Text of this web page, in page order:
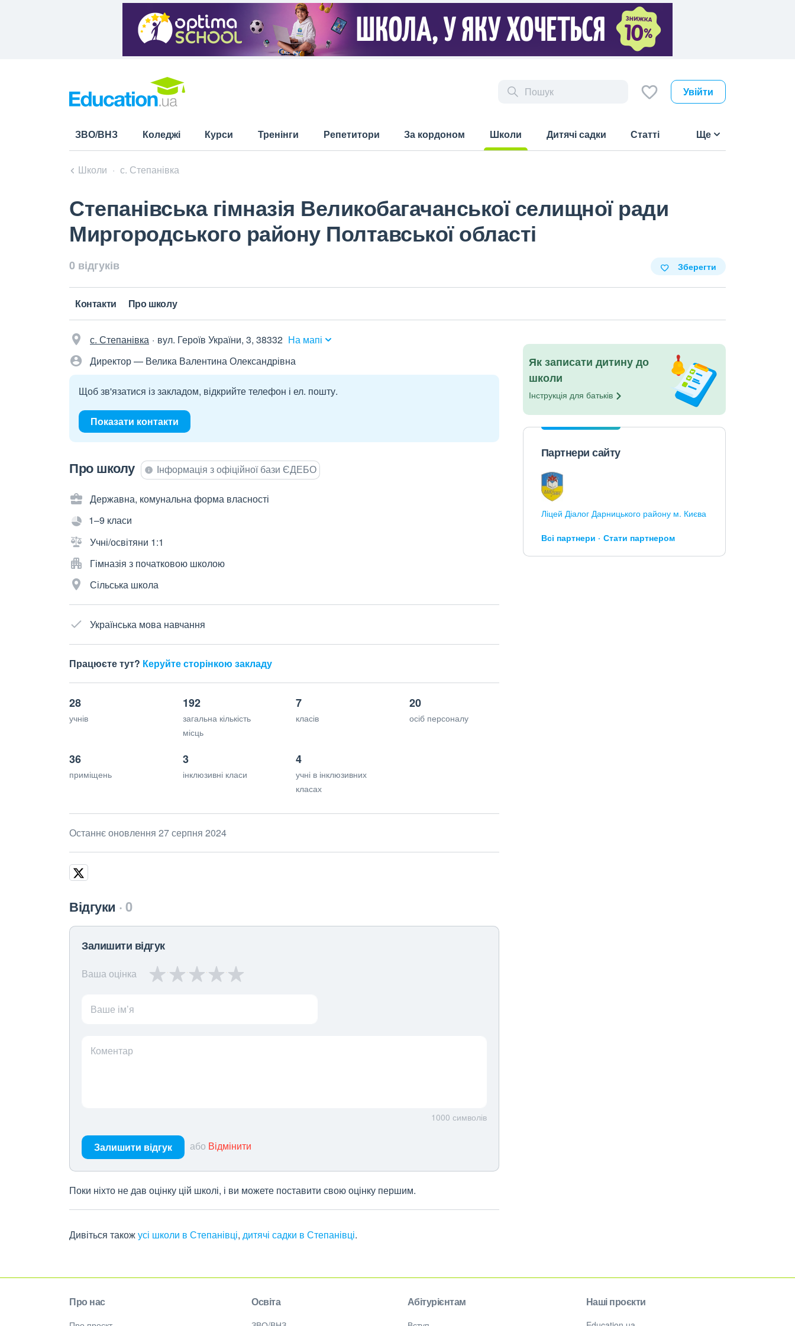
Увійти
ЗВО/ВНЗ Коледжі Курси Тренінги Репетитори За кордоном
Школи
Дитячі садки Статті Ще
Школи с. Степанівка
Степанівська гімназія Великобагачанської селищної ради
Миргородського району Полтавської області
0 відгуків Зберегти
Контакти Про школу
с. Степанівка вул. Героїв України, 3, 38332 На мапі
Директор — Велика Валентина Олександрівна
Щоб зв'язатися із закладом, відкрийте телефон і ел. пошту.
Показати контакти
Про школу Інформація з офіційної бази ЄДЕБО
Державна, комунальна форма власності
1–9 класи
Учні/освітяни 1:1
Гімназія з початковою школою
Сільська школа
Українська мова навчання
Працюєте тут? Керуйте сторінкою закладу
28
учнів
192
загальна кількість
місць
7
класів
20
осіб персоналу
36
приміщень
3
інклюзивні класи
4
учні в інклюзивних
класах
Останнє оновлення 27 серпня 2024
Відгуки 0
Залишити відгук
Ваша оцінка
Ваше ім’я
Коментар
1000 символів
Залишити відгук або Відмінити
Поки ніхто не дав оцінку цій школі, і ви можете поставити свою оцінку першим.
Дивіться такожусі школи в Степанівці, дитячі садки в Степанівці.
Як записати дитину до
школи
Інструкція для батьків
Партнери сайту
Ліцей Діалог Дарницького району м. Києва
Всі партнери Стати партнером
Про нас Освіта Абітурієнтам Наші проєкти